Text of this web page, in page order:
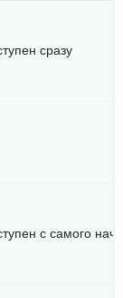
сразу
с самого